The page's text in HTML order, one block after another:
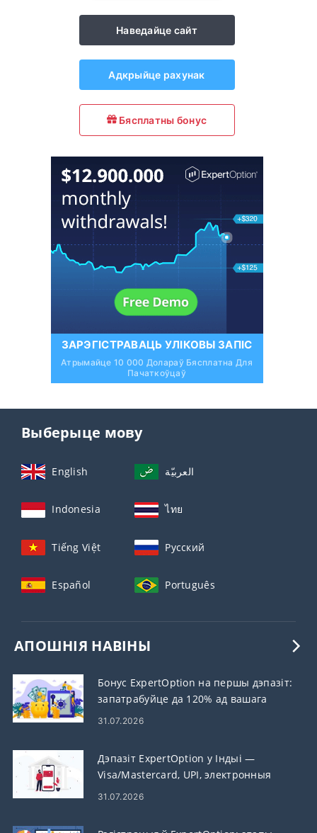
Наведайце сайт
Адкрыйце рахунак
Бясплатны бонус
ЗАРЭГІСТРАВАЦЬ УЛІКОВЫ ЗАПІС
Атрымайце 10 000 Долараў Бясплатна Для
Пачаткоўцаў
Выберыце мову
English العربيّة
Indonesia ไทย
Tiếng Việt Русский
Español Português
АПОШНІЯ НАВІНЫ
Бонус ExpertOption на першы дэпазіт:
запатрабуйце да 120% ад вашага
дэпазіту
31.07.2026
Дэпазіт ExpertOption у Індыі —
Visa/Mastercard, UPI, электронныя
плацяжы і крыпта
31.07.2026